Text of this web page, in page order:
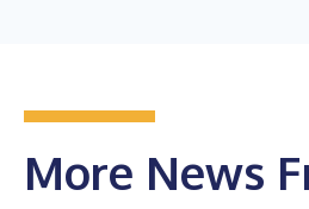
More News